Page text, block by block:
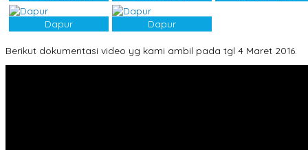
Dapur Dapur
Berikut dokumentasi video yg kami ambil pada tgl 4 Maret 2016.